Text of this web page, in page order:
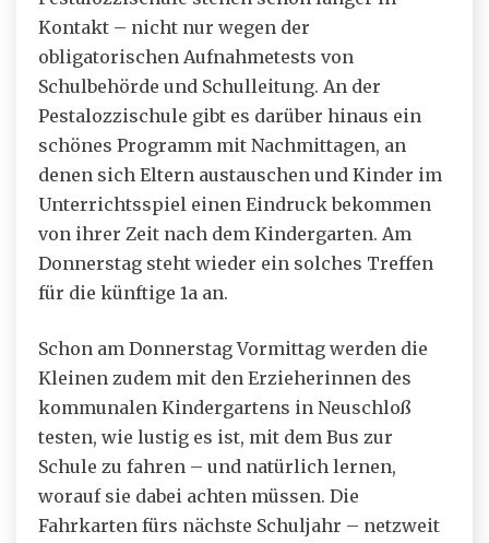
Kontakt – nicht nur wegen der
obligatorischen Aufnahmetests von
Schulbehörde und Schulleitung. An der
Pestalozzischule gibt es darüber hinaus ein
schönes Programm mit Nachmittagen, an
denen sich Eltern austauschen und Kinder im
Unterrichtsspiel einen Eindruck bekommen
von ihrer Zeit nach dem Kindergarten. Am
Donnerstag steht wieder ein solches Treffen
für die künftige 1a an.
Schon am Donnerstag Vormittag werden die
Kleinen zudem mit den Erzieherinnen des
kommunalen Kindergartens in Neuschloß
testen, wie lustig es ist, mit dem Bus zur
Schule zu fahren – und natürlich lernen,
worauf sie dabei achten müssen. Die
Fahrkarten fürs nächste Schuljahr – netzweit